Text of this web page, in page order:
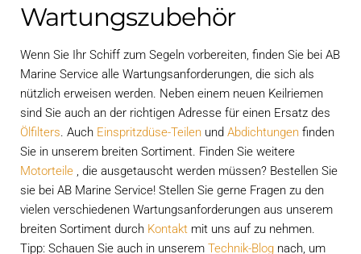
Wartungszubehör
Wenn Sie Ihr Schiff zum Segeln vorbereiten, finden Sie bei AB
Marine Service alle Wartungsanforderungen, die sich als
nützlich erweisen werden. Neben einem neuen Keilriemen
sind Sie auch an der richtigen Adresse für einen Ersatz des
Ölfilters. Auch Einspritzdüse-Teilenund Abdichtungenfinden
Sie in unserem breiten Sortiment. Finden Sie weitere
Motorteile, die ausgetauscht werden müssen? Bestellen Sie
sie bei AB Marine Service! Stellen Sie gerne Fragen zu den
vielen verschiedenen Wartungsanforderungen aus unserem
breiten Sortiment durch Kontaktmit uns auf zu nehmen.
Tipp: Schauen Sie auch in unserem Technik-Blognach, um